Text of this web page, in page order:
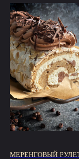
МЕРЕНГОВЫЙ